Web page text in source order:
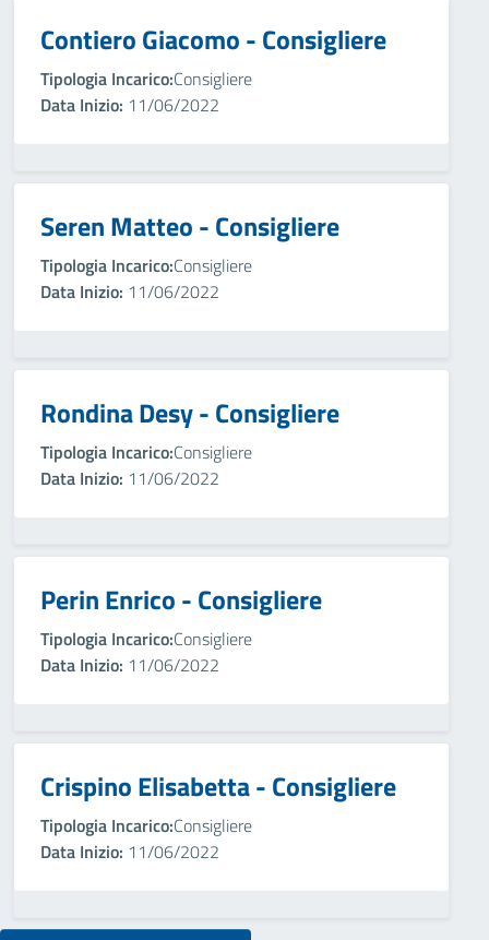
Contiero Giacomo - Consigliere
Tipologia Incarico:Consigliere
Data Inizio: 11/06/2022
Seren Matteo - Consigliere
Tipologia Incarico:Consigliere
Data Inizio: 11/06/2022
Rondina Desy - Consigliere
Tipologia Incarico:Consigliere
Data Inizio: 11/06/2022
Perin Enrico - Consigliere
Tipologia Incarico:Consigliere
Data Inizio: 11/06/2022
Crispino Elisabetta - Consigliere
Tipologia Incarico:Consigliere
Data Inizio: 11/06/2022